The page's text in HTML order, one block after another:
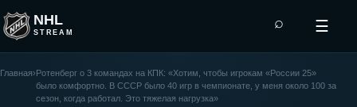
NHL
STREAM
⌕ ☰
Главная›Ротенберг о 3 командах на КПК: «Хотим, чтобы игрокам «России 25»
было комфортно. В СССР было 40 игр в чемпионате, у меня около 100 за
сезон, когда работал. Это тяжелая нагрузка»